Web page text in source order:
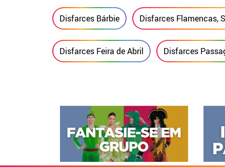
Disfarces Bárbie Disfarces Flamencas,
Disfarces Feira de Abril Disfarces